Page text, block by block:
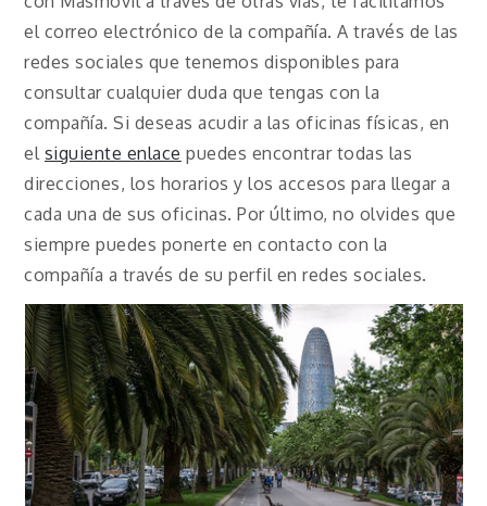
el correo electrónico de la compañía. A través de las
redes sociales que tenemos disponibles para
consultar cualquier duda que tengas con la
compañía. Si deseas acudir a las oficinas físicas, en
el siguiente enlace puedes encontrar todas las
direcciones, los horarios y los accesos para llegar a
cada una de sus oficinas. Por último, no olvides que
siempre puedes ponerte en contacto con la
compañía a través de su perfil en redes sociales.